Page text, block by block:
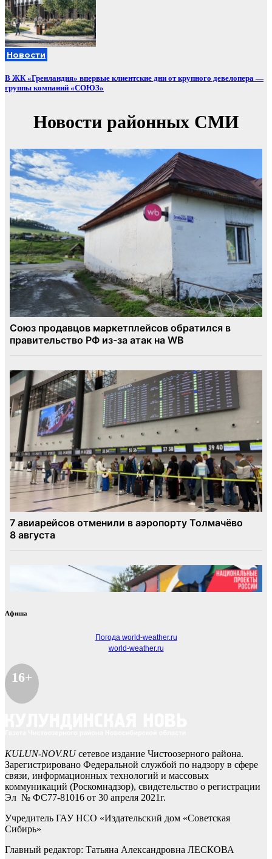
Новости
В ЖК «Гренландия» впервые клиентские дни от крупного девелопера —
группы компаний «СОЮЗ»
Афиша
Погода world-weather.ru
world-weather.ru
16+
KULUN-NOV.RUсетевое издание Чистоозерного района.
Зарегистрировано Федеральной службой по надзору в сфере
связи, информационных технологий и массовых
коммуникаций (Роскомнадзор), свидетельство о регистрации
Эл № ФС77-81016 от 30 апреля 2021г.
Учредитель ГАУ НСО «Издательский дом «Советская
Сибирь»
Главный редактор: Татьяна Александровна ЛЕСКОВА